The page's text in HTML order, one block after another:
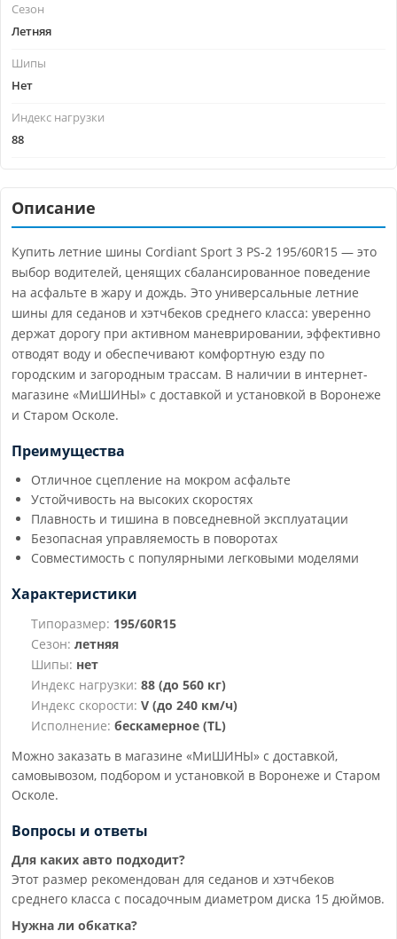
Сезон
Летняя
Шипы
Нет
Индекс нагрузки
88
Описание
Купить летние шины Cordiant Sport 3 PS-2 195/60R15 — это
выбор водителей, ценящих сбалансированное поведение
на асфальте в жару и дождь. Это универсальные летние
шины для седанов и хэтчбеков среднего класса: уверенно
держат дорогу при активном маневрировании, эффективно
отводят воду и обеспечивают комфортную езду по
городским и загородным трассам. В наличии в интернет-
магазине «МиШИНЫ» с доставкой и установкой в Воронеже
и Старом Осколе.
Преимущества
Отличное сцепление на мокром асфальте
Устойчивость на высоких скоростях
Плавность и тишина в повседневной эксплуатации
Безопасная управляемость в поворотах
Совместимость с популярными легковыми моделями
Характеристики
Типоразмер: 195/60R15
Сезон: летняя
Шипы: нет
Индекс нагрузки: 88 (до 560 кг)
Индекс скорости: V (до 240 км/ч)
Исполнение: бескамерное (TL)
Можно заказать в магазине «МиШИНЫ» с доставкой,
самовывозом, подбором и установкой в Воронеже и Старом
Осколе.
Вопросы и ответы
Для каких авто подходит?
Этот размер рекомендован для седанов и хэтчбеков
среднего класса с посадочным диаметром диска 15 дюймов.
Нужна ли обкатка?